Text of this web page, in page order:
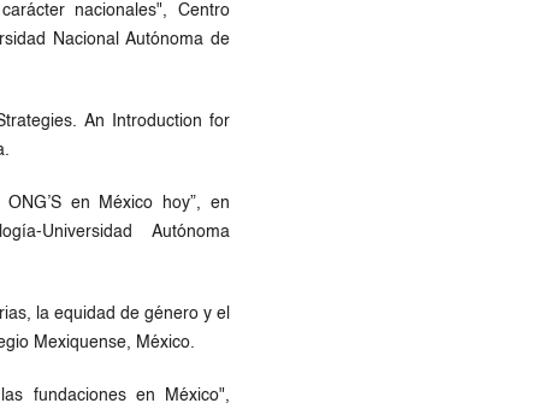
nacionales", Centro
Nacional Autónoma de
An Introduction for
en México hoy”, en
Universidad Autónoma
la equidad de género y el
Mexiquense, México.
fundaciones en México",